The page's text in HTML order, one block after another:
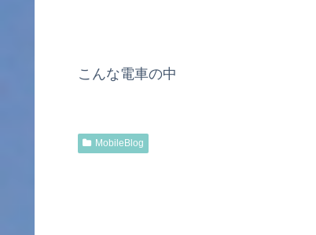
こんな電車の中
MobileBlog